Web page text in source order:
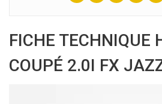
FICHE TECHNIQUE
COUPÉ 2.0I FX